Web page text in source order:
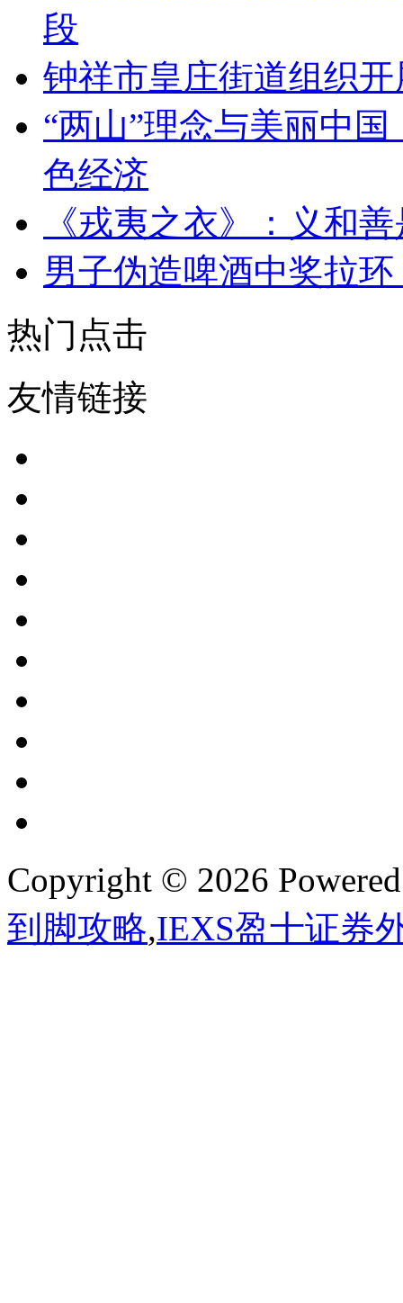
段
钟祥市皇庄街道组织
“两山”理念与美丽中
色经济
《戎夷之衣》：义和
男子伪造啤酒中奖拉
热门点击
友情链接
Copyright © 2026
到脚攻略,IEXS盈十证券